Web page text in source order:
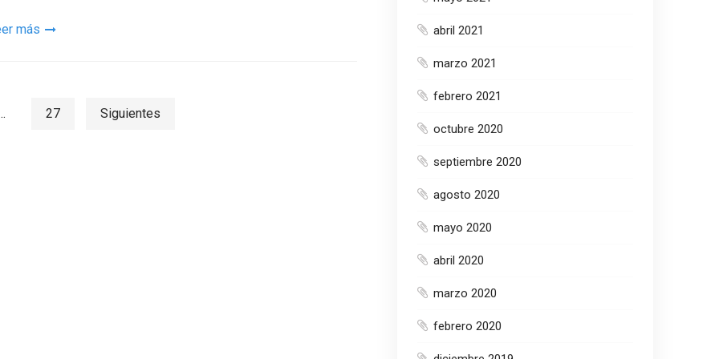
más
27 Siguientes
abril 2021
marzo 2021
febrero 2021
octubre 2020
septiembre 2020
agosto 2020
mayo 2020
abril 2020
marzo 2020
febrero 2020